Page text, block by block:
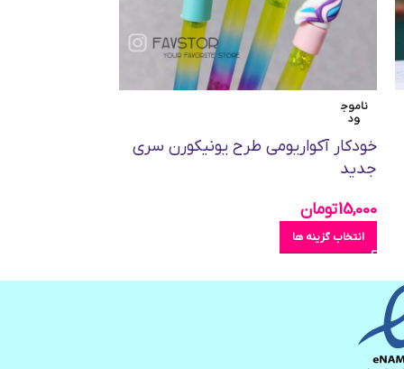
ناموج
ود
خودکار آکواریومی طرح یونیکورن سری
جدید
15,000تومان
انتخاب گزینه ها